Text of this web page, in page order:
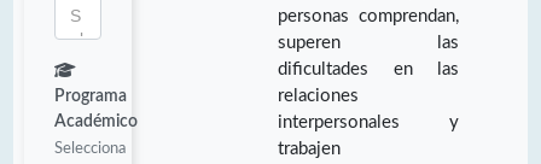
Programa
Académico
Selecciona
personas comprendan,
superen las
dificultades en las
relaciones
interpersonales y
trabajen